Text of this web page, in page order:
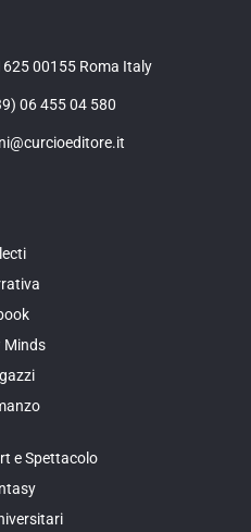
00155 Roma Italy
06 455 04 580
Minds
e Spettacolo